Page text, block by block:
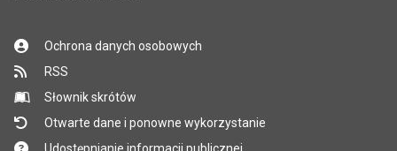
Ochrona danych osobowych
RSS
Słownik skrótów
Otwarte dane i ponowne wykorzystanie